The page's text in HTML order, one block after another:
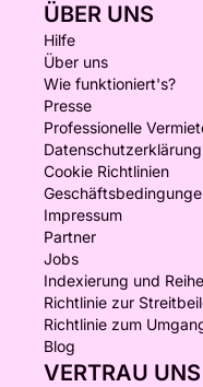
ÜBER UNS
Hilfe
Über uns
Wie funktioniert's?
Presse
Professionelle
Datenschutzerklärung
Cookie Richtlinien
Impressum
Partner
Jobs
Indexierung und
Richtlinie zur
Richtlinie zum
Blog
VERTRAU UNS